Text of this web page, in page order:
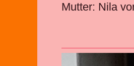
Mutter: Nila